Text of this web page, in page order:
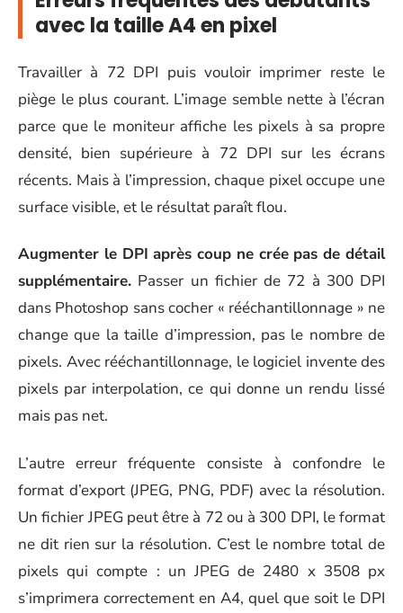
avec la taille A4 en pixel
Travailler à 72 DPI puis vouloir imprimer reste le
piège le plus courant. L’image semble nette à l’écran
parce que le moniteur affiche les pixels à sa propre
densité, bien supérieure à 72 DPI sur les écrans
récents. Mais à l’impression, chaque pixel occupe une
surface visible, et le résultat paraît flou.
Augmenter le DPI après coup ne crée pas de détail
supplémentaire. Passer un fichier de 72 à 300 DPI
dans Photoshop sans cocher « rééchantillonnage » ne
change que la taille d’impression, pas le nombre de
pixels. Avec rééchantillonnage, le logiciel invente des
pixels par interpolation, ce qui donne un rendu lissé
mais pas net.
L’autre erreur fréquente consiste à confondre le
format d’export (JPEG, PNG, PDF) avec la résolution.
Un fichier JPEG peut être à 72 ou à 300 DPI, le format
ne dit rien sur la résolution. C’est le nombre total de
pixels qui compte : un JPEG de 2480 x 3508 px
s’imprimera correctement en A4, quel que soit le DPI